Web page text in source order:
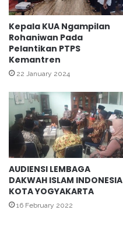
P
K
R
g
y
a
k
a
r
a
a
h
n
2
0
2
4
Kepala KUA Ngampilan
Rohaniwan Pada
Pelantikan PTPS
Kemantren
22 January 2024
AUDIENSI LEMBAGA
DAKWAH ISLAM INDONESIA
KOTA YOGYAKARTA
16 February 2022